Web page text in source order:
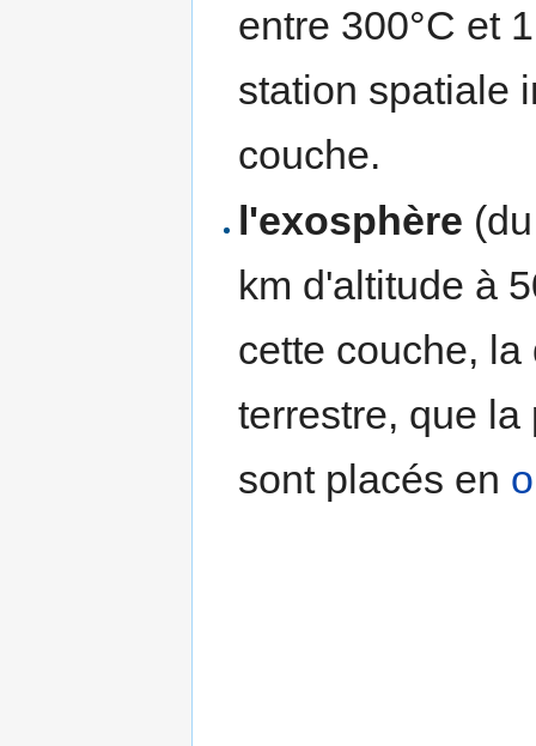
entre 300°C et
station spatiale
couche.
l'exosphère
km d'altitude à
cette couche,
terrestre, que
sont placés en